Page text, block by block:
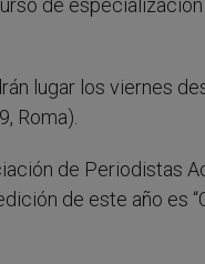
de
lugar los viernes
Roma).
de Periodistas
de este año es